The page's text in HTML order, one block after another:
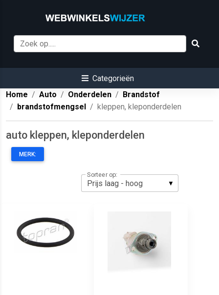
Categorieën
Home
Auto Onderdelen
Brandstof
brandstofmengsel
kleppen, kleponderdelen
auto kleppen, kleponderdelen
MERK:
Sorteer op: